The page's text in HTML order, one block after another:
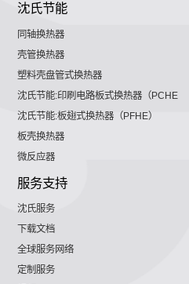
沈氏节能
同轴换热器
壳管换热器
塑料壳盘管式换热器
沈氏节能:印刷电路板式换热器（PCHE）
沈氏节能:板翅式换热器（PFHE）
板壳换热器
微反应器
服务支持
沈氏服务
下载文档
全球服务网络
定制服务